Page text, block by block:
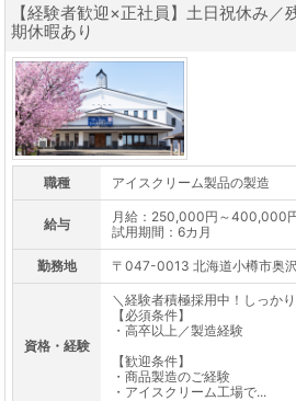
【経験者歓迎×正社員】土日祝休み／
期休暇あり
職種 アイスクリーム製品の製造
給与
月給：250,000円～400,000
試用期間：6カ月
勤務地 〒047-0013 北海道小樽市奥
資格・経験
＼経験者積極採用中！しっか
【必須条件】
・高卒以上／製造経験
【歓迎条件】
・商品製造のご経験
・アイスクリーム工場で...